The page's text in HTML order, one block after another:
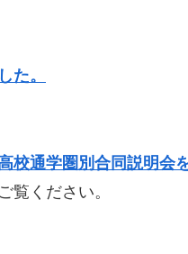
た。
校通学圏別合同説明会
覧ください。